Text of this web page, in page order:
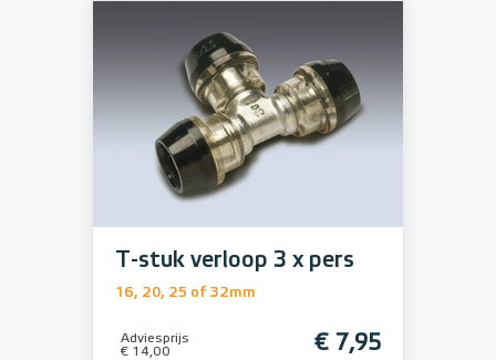
T-stuk verloop 3 x pers
16, 20, 25 of 32mm
Adviesprijs
€ 14,00
€ 7,95